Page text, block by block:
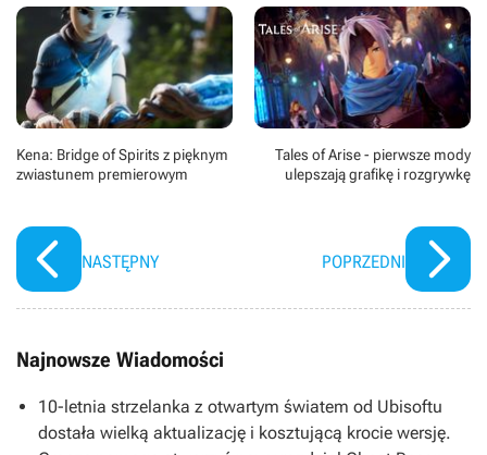
Kena: Bridge of Spirits z pięknym
zwiastunem premierowym
NASTĘPNY
Tales of Arise - pierwsze mody
ulepszają grafikę i rozgrywkę
POPRZEDNI
Najnowsze Wiadomości
10-letnia strzelanka z otwartym światem od Ubisoftu
dostała wielką aktualizację i kosztującą krocie wersję.